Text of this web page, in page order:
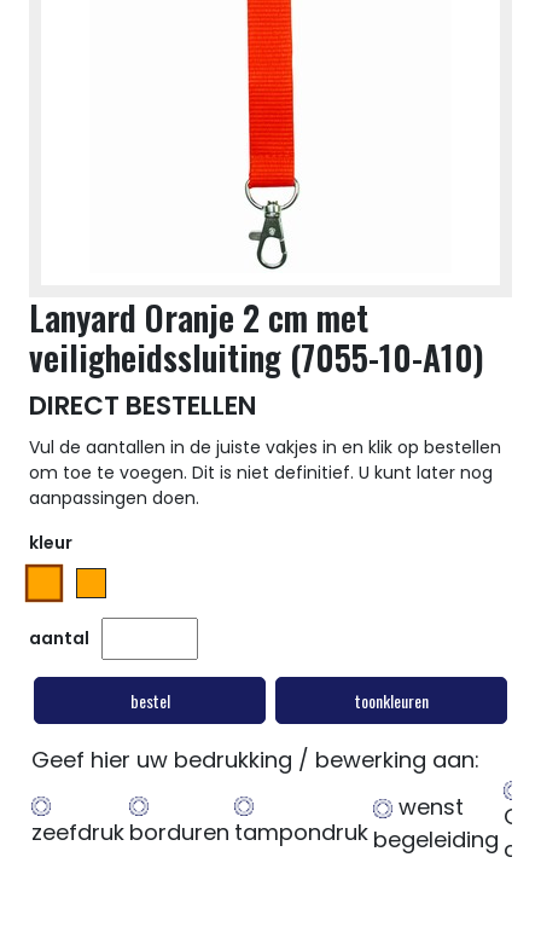
Lanyard Oranje 2 cm met
veiligheidssluiting (7055-10-A10)
DIRECT BESTELLEN
Vul de aantallen in de juiste vakjes in en klik op bestellen
om toe te voegen. Dit is niet definitief. U kunt later nog
aanpassingen doen.
kleur
aantal
bestel toonkleuren
Geef hier uw bedrukking / bewerking aan:
zeefdruk borduren tampondruk
wenst
begeleiding